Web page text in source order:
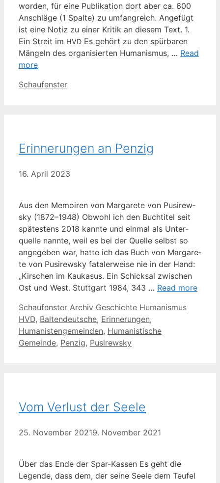
wor­den, für eine Publi­ka­ti­on dort aber ca. 600
Anschlä­ge (1 Spal­te) zu umfang­reich. Ange­fügt
ist eine Notiz zu einer Kri­tik an die­sem Text. 1.
Ein Streit im HVD Es gehört zu den spür­ba­ren
Män­geln des orga­ni­sier­ten Huma­nis­mus, … Read
more
Kategorien
Schaufenster
Erinnerungen an Penzig
16. April 2023
Aus den Memoi­ren von Mar­ga­re­te von Pusirew­
sky (1872–1948) Obwohl ich den Buch­ti­tel seit
spä­tes­tens 2018 kann­te und ein­mal als Unter­
quel­le nann­te, weil es bei der Quel­le selbst so
ange­ge­ben war, hat­te ich das Buch von Mar­ga­re­
te von Pusirew­sky fata­ler­wei­se nie in der Hand:
„Kir­schen im Kau­ka­sus. Ein Schick­sal zwi­schen
Ost und West. Stutt­gart 1984, 343 … Read more
Kategorien
Schaufenster Schlagwörter
Archiv Geschichte Humanismus
HVD, Baltendeutsche, Erinnerungen,
Humanistengemeinden, Humanistische
Gemeinde, Penzig, Pusirewsky
Vom Verlust der Seele
25. November 20219. November 2021
Über das Ende der Spar-Kas­sen Es geht die
Legen­de, dass dem, der sei­ne See­le dem Teu­fel